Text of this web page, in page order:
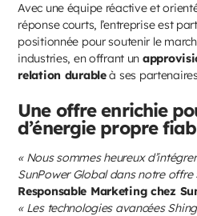
Avec une équipe réactive et
réponse courts, l’entreprise est
positionnée pour soutenir le
industries, en offrant un
relation durableà ses
Une offre enrichie
d’énergie propre
« Nous sommes heureux
SunPower Global dans notre offre
Responsable Marketing chez
« Les technologies avancées